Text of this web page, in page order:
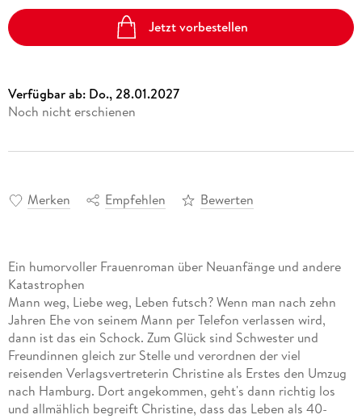
Jetzt vorbestellen
Verfügbar ab: Do., 28.01.2027
Noch nicht erschienen
Merken Empfehlen Bewerten
Ein humorvoller Frauenroman über Neuanfänge und andere
Katastrophen
Mann weg, Liebe weg, Leben futsch? Wenn man nach zehn
Jahren Ehe von seinem Mann per Telefon verlassen wird,
dann ist das ein Schock. Zum Glück sind Schwester und
Freundinnen gleich zur Stelle und verordnen der viel
reisenden Verlagsvertreterin Christine als Erstes den Umzug
nach Hamburg. Dort angekommen, geht's dann richtig los
und allmählich begreift Christine, dass das Leben als 40-